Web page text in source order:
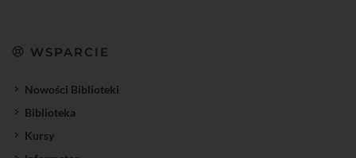
WSPARCIE
Nowości Biblioteki
Biblioteka
Kursy